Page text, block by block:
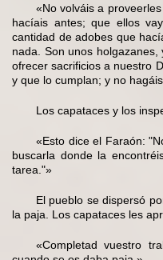
«No volváis a
hacíais antes; que ellos
cantidad de adobes que
nada. Son unos
ofrecer sacrificios a nuestro
y que lo cumplan; y no
Los capataces y los
«Esto dice el Faraón:
buscarla donde la
tarea."»
El pueblo se dispersó
la paja. Los capataces les
«Completad vuestro